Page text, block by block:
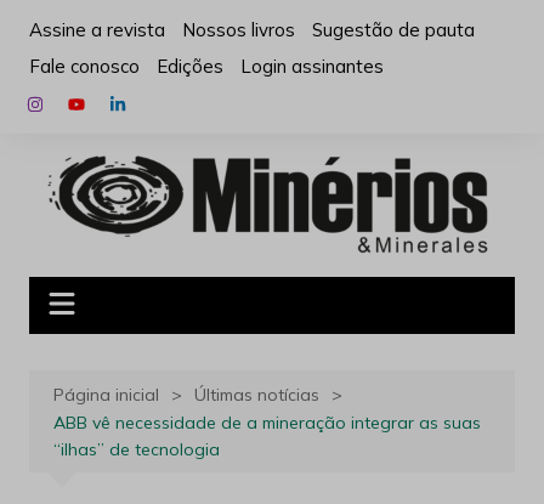
para
conteúdo
Assine a revista Nossos livros
Sugestão de pauta
Fale conosco
Edições Login assinantes
Página inicial
Últimas notícias
ABB vê necessidade de a mineração integrar as suas
“ilhas” de tecnologia